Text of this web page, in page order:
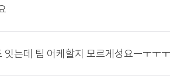
잇는데 팀 어케할지 모르게성요ㅡㅜㅜ